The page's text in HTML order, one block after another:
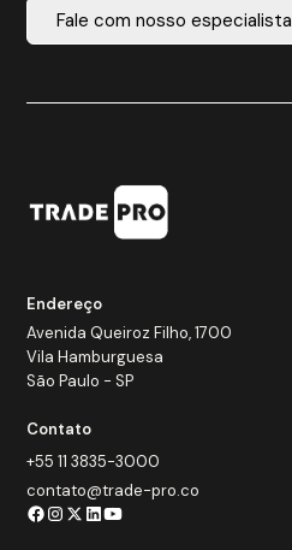
Fale com nosso especialista
Endereço
Avenida Queiroz Filho, 1700
Vila Hamburguesa
São Paulo - SP
Contato
+55 11 3835-3000
contato@trade-pro.co